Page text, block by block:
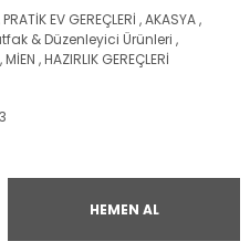
PRATİK EV GEREÇLERİ ,AKASYA,
& Düzenleyici Ürünleri ,
,MİEN ,HAZIRLIK GEREÇLERİ
HEMEN AL